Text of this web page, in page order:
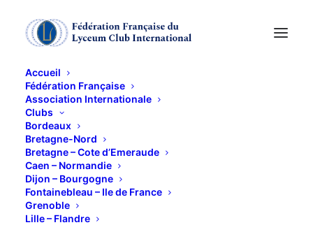
Accueil
Fédération Française
Association Internationale
Clubs
Bordeaux
Bretagne-Nord
Bretagne – Cote d’Emeraude
Caen – Normandie
Dijon – Bourgogne
Fontainebleau – Ile de France
Grenoble
Lille – Flandre
MUKASONGA
24 NOVEMBRE 2014